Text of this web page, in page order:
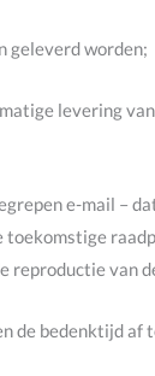
geleverd worden;
levering
e-mail –
reproductie van
de bedenktijd